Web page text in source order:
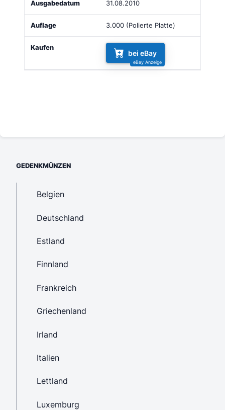
31.08.2010
3.000 (Polierte Platte)
bei eBay
GEDENKMÜNZEN
Belgien
Deutschland
Estland
Finnland
Frankreich
Griechenland
Irland
Italien
Lettland
Luxemburg